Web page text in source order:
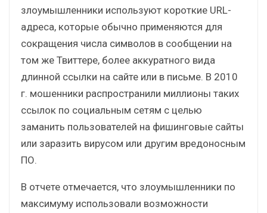
злоумышленники используют короткие URL-
адреса, которые обычно применяются для
сокращения числа символов в сообщении на
том же Твиттере, более аккуратного вида
длинной ссылки на сайте или в письме. В 2010
г. мошенники распространили миллионы таких
ссылок по социальным сетям с целью
заманить пользователей на фишинговые сайты
или заразить вирусом или другим вредоносным
ПО.
В отчете отмечается, что злоумышленники по
максимуму использовали возможности